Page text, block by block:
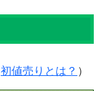
初値売りとは？ ）